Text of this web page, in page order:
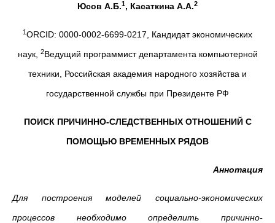
Юсов А.Б.1, Касаткина А.А.2
1ORCID: 0000-0002-6699-0217, Кандидат экономических
наук,
2Ведущий программист департамента компьютерной
техники, Российская академия народного хозяйства и
государственной службы при Президенте РФ
ПОИСК ПРИЧИННО-СЛЕДСТВЕННЫХ ОТНОШЕНИЙ С
ПОМОЩЬЮ ВРЕМЕННЫХ РЯДОВ
Аннотация
Для построения моделей социально-экономических
процессов необходимо определить причинно-